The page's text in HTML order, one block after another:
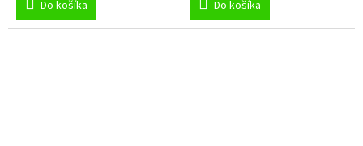
Do košíka Do košíka